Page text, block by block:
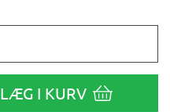
LÆG I KURV